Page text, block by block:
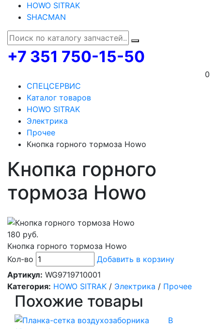
HOWO SITRAK
SHACMAN
+7 351 750-15-50
0
СПЕЦСЕРВИС
Каталог товаров
HOWO SITRAK
Электрика
Прочее
Кнопка горного тормоза Howo
Кнопка горного
тормоза Howo
180 руб.
Кнопка горного тормоза Howo
Кол-во
Добавить в корзину
Артикул: WG9719710001
Категория: HOWO SITRAK / Электрика / Прочее
Похожие товары
В